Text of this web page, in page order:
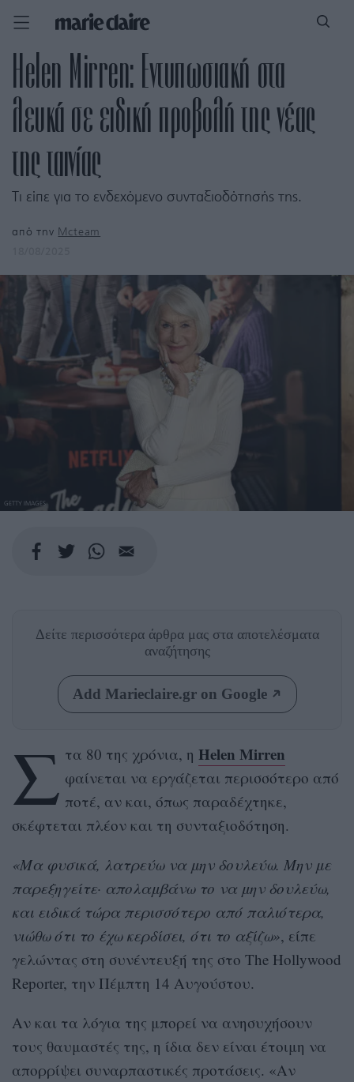
Helen Mirren: Εντυπωσιακή στα
λευκά σε ειδική προβολή της νέας
της ταινίας
Τι είπε για το ενδεχόμενο συνταξιοδότησής της.
από την Mcteam
GETTY IMAGES
Δείτε περισσότερα άρθρα μας στα αποτελέσματα
αναζήτησης
Add Marieclaire.gr on Google
Σ τα 80 της χρόνια, η Helen Mirren
φαίνεται να εργάζεται περισσότερο από
ποτέ, αν και, όπως παραδέχτηκε,
σκέφτεται πλέον και τη συνταξιοδότηση.
«Μα φυσικά, λατρεύω να μην δουλεύω. Μην με
παρεξηγείτε· απολαμβάνω το να μην δουλεύω,
και ειδικά τώρα περισσότερο από παλιότερα,
νιώθω ότι το έχω κερδίσει, ότι το αξίζω», είπε
γελώντας στη συνέντευξή της στο The Hollywood
Reporter, την Πέμπτη 14 Αυγούστου.
Αν και τα λόγια της μπορεί να ανησυχήσουν
τους θαυμαστές της, η ίδια δεν είναι έτοιμη να
απορρίψει συναρπαστικές προτάσεις. «Αν